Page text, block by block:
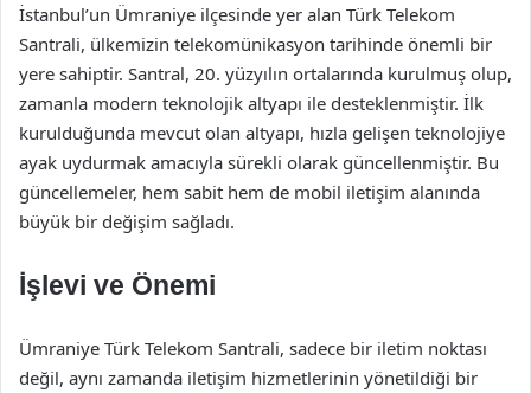
İstanbul’un Ümraniye ilçesinde yer alan Türk Telekom
Santrali, ülkemizin telekomünikasyon tarihinde önemli bir
yere sahiptir. Santral, 20. yüzyılın ortalarında kurulmuş olup,
zamanla modern teknolojik altyapı ile desteklenmiştir. İlk
kurulduğunda mevcut olan altyapı, hızla gelişen teknolojiye
ayak uydurmak amacıyla sürekli olarak güncellenmiştir. Bu
güncellemeler, hem sabit hem de mobil iletişim alanında
büyük bir değişim sağladı.
İşlevi ve Önemi
Ümraniye Türk Telekom Santrali, sadece bir iletim noktası
değil, aynı zamanda iletişim hizmetlerinin yönetildiği bir